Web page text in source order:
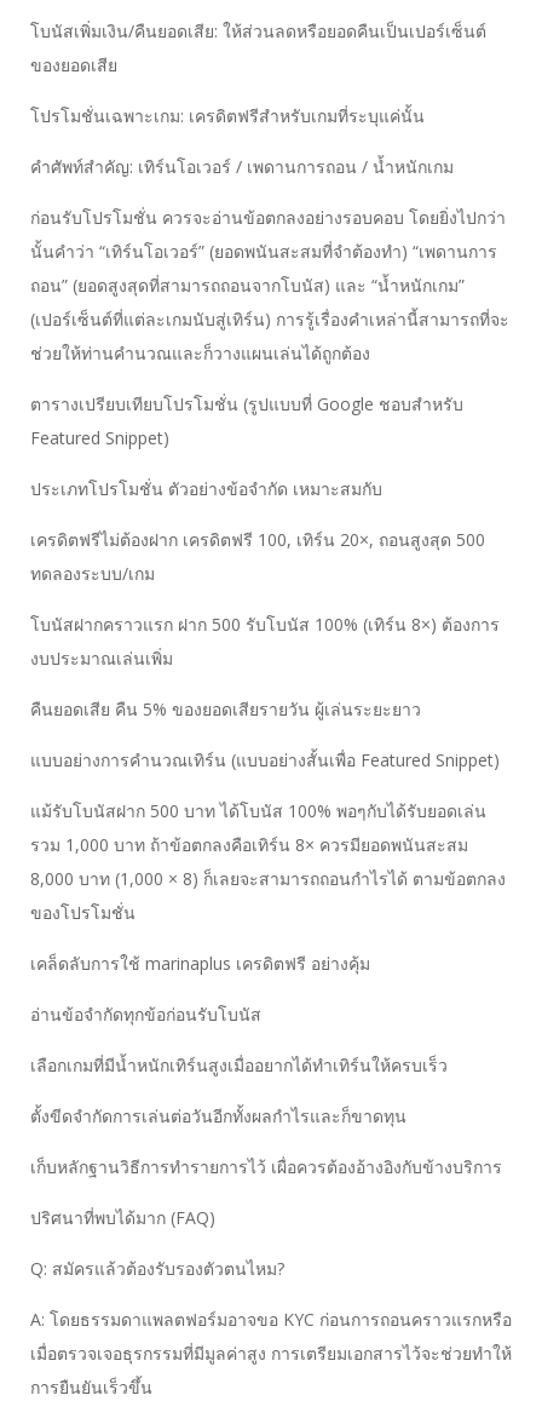
โบนัสเพิ่มเงิน/คืนยอดเสีย: ให้ส่วนลดหรือยอดคืนเป็นเปอร์เซ็นต์
ของยอดเสีย
โปรโมชั่นเฉพาะเกม: เครดิตฟรีสำหรับเกมที่ระบุแค่นั้น
คำศัพท์สำคัญ: เทิร์นโอเวอร์ / เพดานการถอน / น้ำหนักเกม
ก่อนรับโปรโมชั่น ควรจะอ่านข้อตกลงอย่างรอบคอบ โดยยิ่งไปกว่า
นั้นคำว่า “เทิร์นโอเวอร์” (ยอดพนันสะสมที่จำต้องทำ) “เพดานการ
ถอน” (ยอดสูงสุดที่สามารถถอนจากโบนัส) และ “น้ำหนักเกม”
(เปอร์เซ็นต์ที่แต่ละเกมนับสู่เทิร์น) การรู้เรื่องคำเหล่านี้สามารถที่จะ
ช่วยให้ท่านคำนวณและก็วางแผนเล่นได้ถูกต้อง
ตารางเปรียบเทียบโปรโมชั่น (รูปแบบที่ Google ชอบสำหรับ
Featured Snippet)
ประเภทโปรโมชั่น ตัวอย่างข้อจำกัด เหมาะสมกับ
เครดิตฟรีไม่ต้องฝาก เครดิตฟรี 100, เทิร์น 20×, ถอนสูงสุด 500
ทดลองระบบ/เกม
โบนัสฝากคราวแรก ฝาก 500 รับโบนัส 100% (เทิร์น 8×) ต้องการ
งบประมาณเล่นเพิ่ม
คืนยอดเสีย คืน 5% ของยอดเสียรายวัน ผู้เล่นระยะยาว
แบบอย่างการคำนวณเทิร์น (แบบอย่างสั้นเพื่อ Featured Snippet)
แม้รับโบนัสฝาก 500 บาท ได้โบนัส 100% พอๆกับได้รับยอดเล่น
รวม 1,000 บาท ถ้าข้อตกลงคือเทิร์น 8× ควรมียอดพนันสะสม
8,000 บาท (1,000 × 8) ก็เลยจะสามารถถอนกำไรได้ ตามข้อตกลง
ของโปรโมชั่น
เคล็ดลับการใช้ marinaplus เครดิตฟรี อย่างคุ้ม
อ่านข้อจำกัดทุกข้อก่อนรับโบนัส
เลือกเกมที่มีน้ำหนักเทิร์นสูงเมื่ออยากได้ทำเทิร์นให้ครบเร็ว
ตั้งขีดจำกัดการเล่นต่อวันอีกทั้งผลกำไรและก็ขาดทุน
เก็บหลักฐานวิธีการทำรายการไว้ เผื่อควรต้องอ้างอิงกับข้างบริการ
ปริศนาที่พบได้มาก (FAQ)
Q: สมัครแล้วต้องรับรองตัวตนไหม?
A: โดยธรรมดาแพลตฟอร์มอาจขอ KYC ก่อนการถอนคราวแรกหรือ
เมื่อตรวจเจอธุรกรรมที่มีมูลค่าสูง การเตรียมเอกสารไว้จะช่วยทำให้
การยืนยันเร็วขึ้น